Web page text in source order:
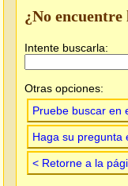
¿No
Intente buscarla:
Otras opciones:
Pruebe buscar en
Haga su pregunta
< Retorne a la